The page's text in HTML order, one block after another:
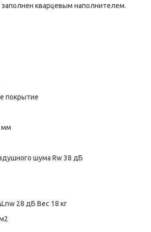
кварцевым наполнителем.
покрытие
мм
шума Rw 38 дБ
28 дБ Вес 18 кг